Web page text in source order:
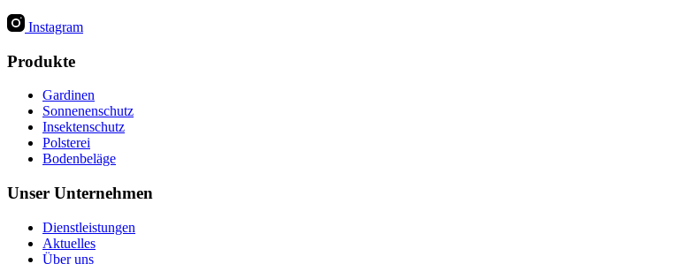
Instagram
Produkte
Gardinen
Sonnenenschutz
Insektenschutz
Polsterei
Bodenbeläge
Unser Unternehmen
Dienstleistungen
Aktuelles
Über uns